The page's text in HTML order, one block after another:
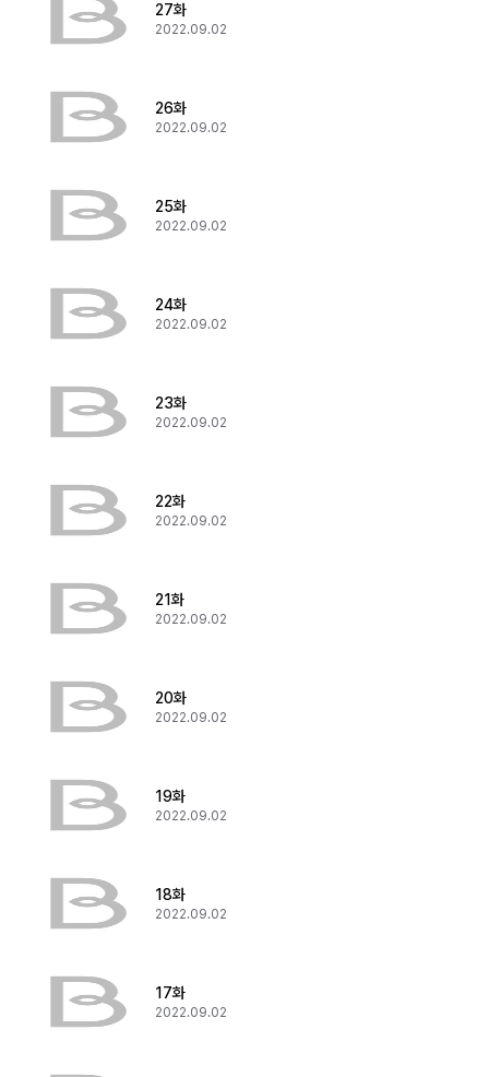
27화
2022.09.02
26화
2022.09.02
25화
2022.09.02
24화
2022.09.02
23화
2022.09.02
22화
2022.09.02
21화
2022.09.02
20화
2022.09.02
19화
2022.09.02
18화
2022.09.02
17화
2022.09.02